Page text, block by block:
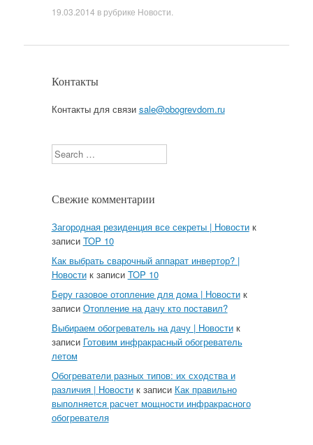
19.03.2014 в рубрике Новости
Контакты
Контакты для связи sale@obogrevdom.ru
Search
Свежие комментарии
Загородная резиденция все секреты | Новостик
записи TOP 10
Как выбрать сварочный аппарат инвертор? |
Новостик записи TOP 10
Беру газовое отопление для дома | Новостик
записи Отопление на дачу кто поставил?
Выбираем обогреватель на дачу | Новостик
записи Готовим инфракрасный обогреватель
летом
Обогреватели разных типов: их сходства и
различия | Новостик записи Как правильно
выполняется расчет мощности инфракрасного
обогревателя